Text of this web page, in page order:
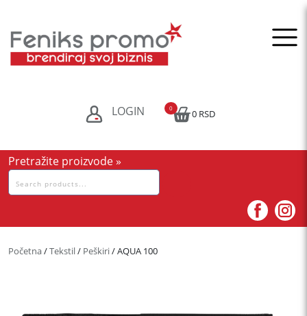
content
LOGIN 0 RSD
0
Pretražite proizvode »
Pretraga
za:
Početna/Tekstil/ Peškiri/ AQUA 100